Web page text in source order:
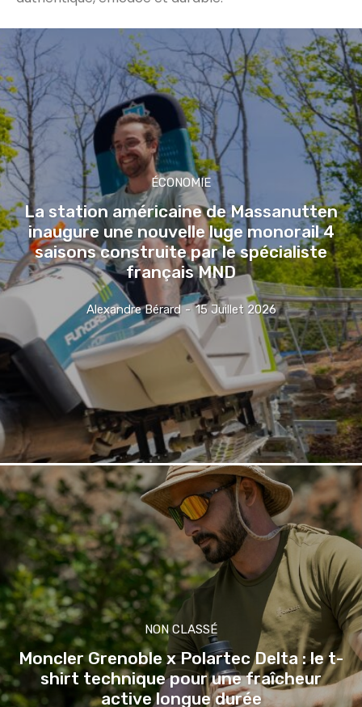
ÉCONOMIE
La station américaine de Massanutten
inaugure une nouvelle luge monorail 4
saisons construite par le spécialiste
français MND
Alexandre Bérard - 15 Juillet 2026
NON CLASSÉ
Moncler Grenoble x Polartec Delta : le t-
shirt technique pour une fraîcheur
active longue durée